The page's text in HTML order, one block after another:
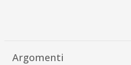
Argomenti